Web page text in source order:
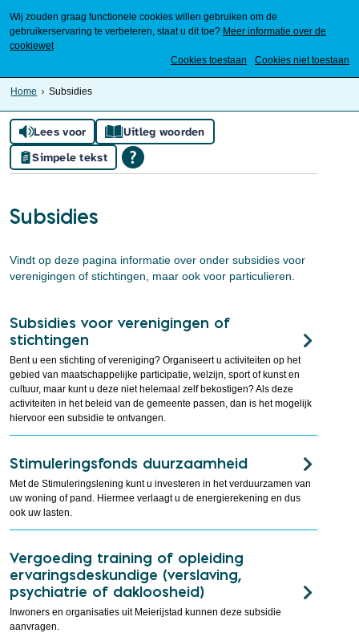
Wij zouden graag functionele cookies willen gebruiken om de
gebruikerservaring te verbeteren, staat u dit toe? Meer informatie over de
cookiewet
Cookies toestaan
Cookies niet toestaan
Home Subsidies
Lees voor
Uitleg woorden
Simpele tekst
Subsidies
Vindt op deze pagina informatie over onder subsidies voor
verenigingen of stichtingen, maar ook voor particulieren.
Subsidies voor verenigingen of
stichtingen
Bent u een stichting of vereniging? Organiseert u activiteiten op het
gebied van maatschappelijke participatie, welzijn, sport of kunst en
cultuur, maar kunt u deze niet helemaal zelf bekostigen? Als deze
activiteiten in het beleid van de gemeente passen, dan is het mogelijk
hiervoor een subsidie te ontvangen.
Stimuleringsfonds duurzaamheid
Met de Stimuleringslening kunt u investeren in het verduurzamen van
uw woning of pand. Hiermee verlaagt u de energierekening en dus
ook uw lasten.
Vergoeding training of opleiding
ervaringsdeskundige (verslaving,
psychiatrie of dakloosheid)
Inwoners en organisaties uit Meierijstad kunnen deze subsidie
aanvragen.